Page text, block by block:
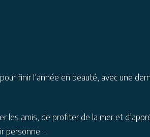
finir l’année en beauté, avec une
les amis, de profiter de la mer et
personne…